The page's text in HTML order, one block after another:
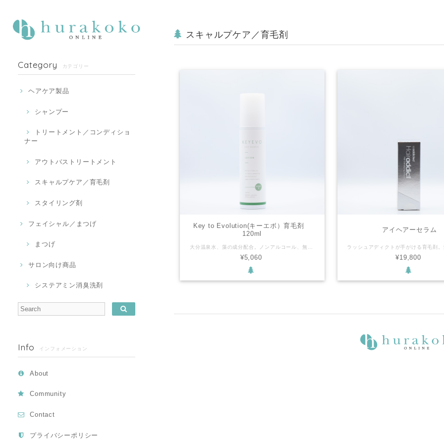
Category カテゴリー
ヘアケア製品
シャンプー
トリートメント／コンディショ
ナー
アウトバストリートメント
スキャルプケア／育毛剤
スタイリング剤
フェイシャル／まつげ
まつげ
サロン向け商品
システアミン消臭洗剤
Info インフォメーション
About
Community
Contact
プライバシーポリシー
スキャルプケア／育毛剤
Key to Evolution(キーエボ）育毛剤
120ml
¥5,060
アイヘアーセラム
¥19,800